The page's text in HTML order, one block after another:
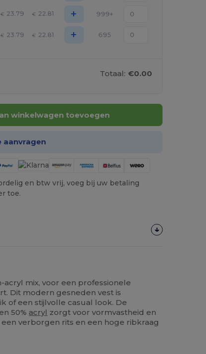
€ 23.79 € 22.81 + 999+
€ 23.79 € 22.81 + 695
Totaal: €0.00
winkelwagen toevoegen
aanvragen
en btw vrij, voeg bij uw betaling
toe.
mix, voor een professionele
Dit modern gesneden vest is
of een stijlvolle casual look. De
en 50% acryl zorgt voor vormvastheid en
verborgen rits en een hoge ribkraag